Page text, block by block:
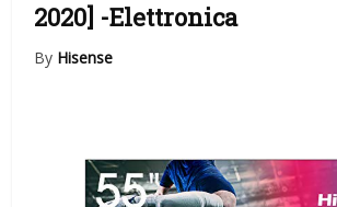
2020] -Elettronica
By Hisense